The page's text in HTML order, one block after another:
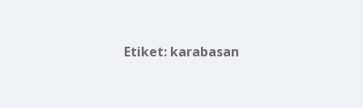
Etiket: karabasan